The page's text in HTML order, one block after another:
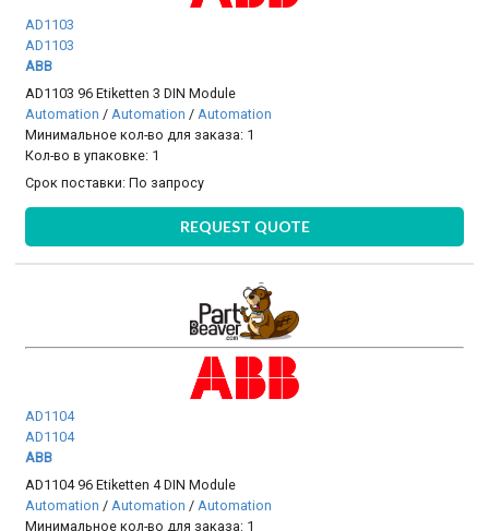
AD1103
AD1103
ABB
AD1103 96 Etiketten 3 DIN Module
Automation /Automation /Automation
Минимальное кол-во для заказа: 1
Кол-во в упаковке: 1
Срок поставки:По запросу
REQUEST QUOTE
AD1104
AD1104
ABB
AD1104 96 Etiketten 4 DIN Module
Automation /Automation /Automation
Минимальное кол-во для заказа: 1